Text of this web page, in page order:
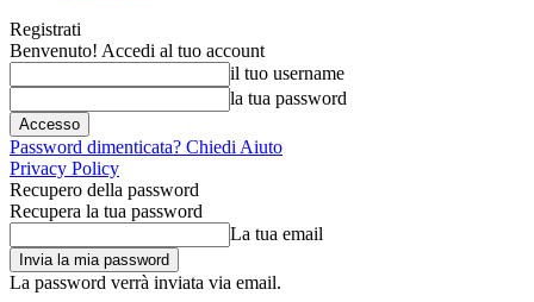
Registrati
Benvenuto! Accedi al tuo account
il tuo username
la tua password
Password dimenticata? Chiedi Aiuto
Privacy Policy
Recupero della password
Recupera la tua password
La tua email
La password verrà inviata via email.